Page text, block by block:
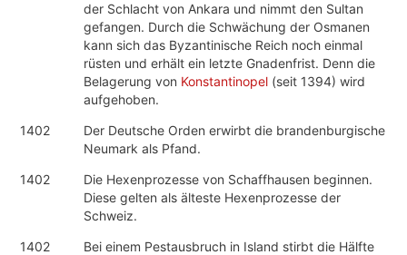
der Schlacht von Ankara und nimmt den Sultan
gefangen. Durch die Schwächung der Osmanen
kann sich das Byzantinische Reich noch einmal
rüsten und erhält ein letzte Gnadenfrist. Denn die
Belagerung von Konstantinopel (seit 1394) wird
aufgehoben.
1402
Der Deutsche Orden erwirbt die brandenburgische
Neumark als Pfand.
1402
Die Hexenprozesse von Schaffhausen beginnen.
Diese gelten als älteste Hexenprozesse der
Schweiz.
1402
Bei einem Pestausbruch in Island stirbt die Hälfte